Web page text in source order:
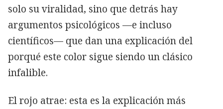
solo su viralidad, sino que detrás hay
argumentos psicológicos —e incluso
científicos— que dan una explicación del
porqué este color sigue siendo un clásico
infalible.
El rojo atrae: esta es la explicación más